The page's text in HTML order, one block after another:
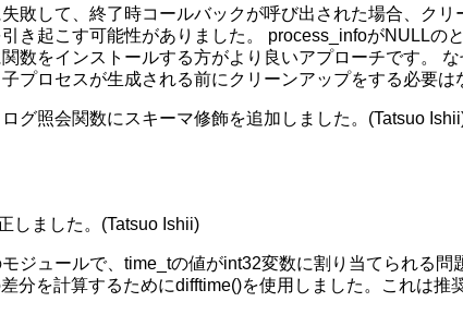
敗して、終了時コールバックが呼び出された場合、ク
き起こす可能性がありました。 process_infoがNULL
数をインストールする方がより良いアプローチです。
プロセスが生成される前にクリーンアップをする必要は
グ照会関数にスキーマ修飾を追加しました。(Tatsuo
しました。(Tatsuo Ishii)
ジュールで、time_tの値がint32変数に割り当てられる
分を計算するためにdifftime()を使用しました。これは推